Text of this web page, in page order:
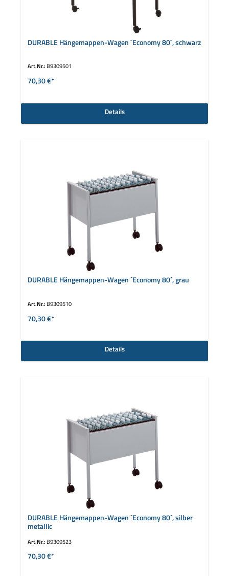
DURABLE Hängemappen-Wagen ´Economy 80´, schwarz
Art.Nr.: B9309501
70,30 €*
Details
DURABLE Hängemappen-Wagen ´Economy 80´, grau
Art.Nr.: B9309510
70,30 €*
Details
DURABLE Hängemappen-Wagen ´Economy 80´, silber
metallic
Art.Nr.: B9309523
70,30 €*